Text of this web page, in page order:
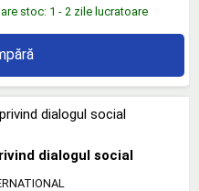
stoc: 1 - 2 zile lucratoare
dialogul social